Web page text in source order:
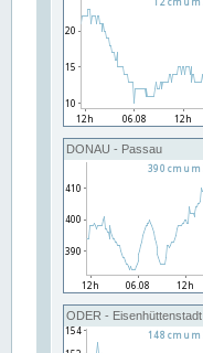
DONAU - Passau
ODER - Eisenhüttenstadt